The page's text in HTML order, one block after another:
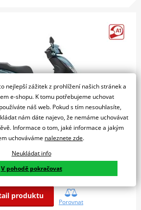
200 S E5+ - Blu Ardesia 2025
125 900 Kč
velkými koly s elegantním…
produktu
Porovnat
nejlepší zážitek z prohlížení našich stránek a
e-shopu. K tomu potřebujeme uchovat
náš web. Pokud s tím nesouhlasíte,
nám dáte najevo, že nemáme uchovávat
Informace o tom, jaké informace a jakým
uchováváme naleznete zde.
Neukládat info
V pohodě pokračovat